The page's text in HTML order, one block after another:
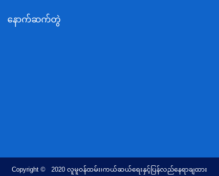
အလုပ်သမား၊လူဝင်မှုကြီးကြပ်ရေးနှင့်ပြည်သူ့အင်အား
တိုင်းရင်းသားလူမျိုးရေးရာဝန်ကြီးဌာန
နောက်ဆက်တွဲ
Copyright © 2020 လူမူဝန်ထမ်း၊ကယ်ဆယ်ရေးနှင့်ပြန်လည်နေရာချထား